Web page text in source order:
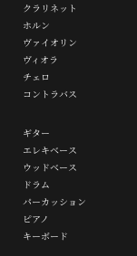
クラリネット
ホルン
ヴァイオリン
ヴィオラ
チェロ
コントラバス
ギター
エレキベース
ウッドベース
ドラム
パーカッション
ピアノ
キーボード